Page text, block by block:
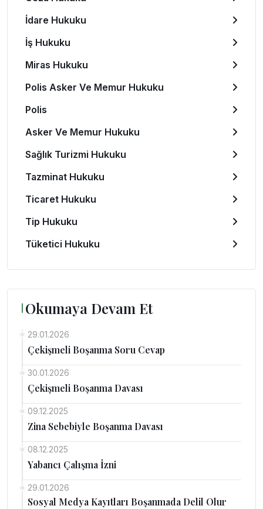
İdare Hukuku
İş Hukuku
Miras Hukuku
Polis Asker Ve Memur Hukuku
Polis
Asker Ve Memur Hukuku
Sağlık Turizmi Hukuku
Tazminat Hukuku
Ticaret Hukuku
Tip Hukuku
Tüketici Hukuku
Okumaya Devam Et
29.01.2026
Çekişmeli Boşanma Soru Cevap
30.01.2026
Çekişmeli Boşanma Davası
09.12.2025
Zina Sebebiyle Boşanma Davası
08.12.2025
Yabancı Çalışma İzni
29.01.2026
Sosyal Medya Kayıtları Boşanmada Delil Olur